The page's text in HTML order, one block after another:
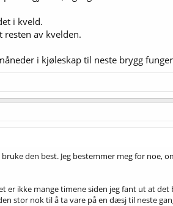
i kveld.
resten av kvelden.
i kjøleskap til neste brygg
den best. Jeg bestemmer meg for noe,
er ikke mange timene siden jeg fant ut at
stor nok til å ta vare på en dæsj til neste